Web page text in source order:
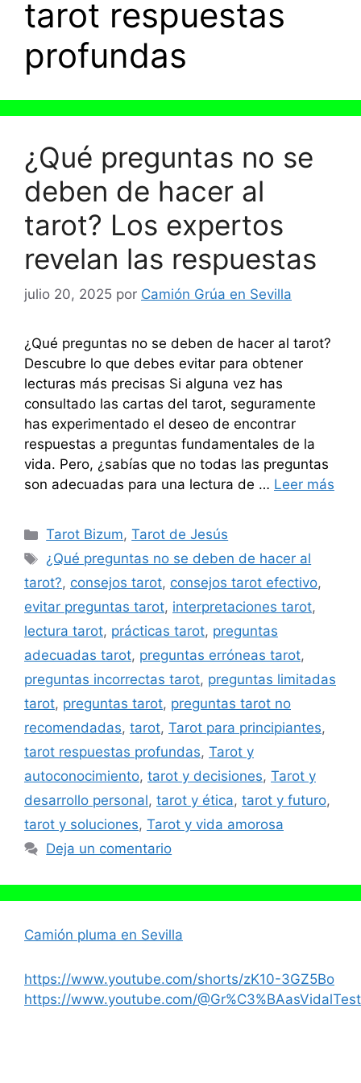
tarot respuestas
profundas
¿Qué preguntas no se
deben de hacer al
tarot? Los expertos
revelan las respuestas
julio 20, 2025 por Camión Grúa en Sevilla
¿Qué preguntas no se deben de hacer al tarot?
Descubre lo que debes evitar para obtener
lecturas más precisas Si alguna vez has
consultado las cartas del tarot, seguramente
has experimentado el deseo de encontrar
respuestas a preguntas fundamentales de la
vida. Pero, ¿sabías que no todas las preguntas
son adecuadas para una lectura de … Leer más
Categorías
Tarot Bizum,Tarot de Jesús
Etiquetas
¿Qué preguntas no se deben de hacer al
tarot?, consejos tarot, consejos tarot efectivo,
evitar preguntas tarot, interpretaciones tarot,
lectura tarot, prácticas tarot, preguntas
adecuadas tarot, preguntas erróneas tarot,
preguntas incorrectas tarot, preguntas limitadas
tarot, preguntas tarot, preguntas tarot no
recomendadas, tarot, Tarot para principiantes,
tarot respuestas profundas, Tarot y
autoconocimiento, tarot y decisiones, Tarot y
desarrollo personal, tarot y ética, tarot y futuro,
tarot y soluciones, Tarot y vida amorosa
Deja un comentario
Camión pluma en Sevilla
https://www.youtube.com/shorts/zK10-3GZ5Bo
https://www.youtube.com/